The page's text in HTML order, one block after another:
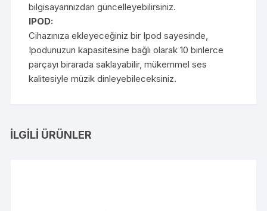
bilgisayarınızdan güncelleyebilirsiniz.
IPOD:
Cihazınıza ekleyeceğiniz bir Ipod sayesinde,
Ipodunuzun kapasitesine bağlı olarak 10 binlerce
parçayı birarada saklayabilir, mükemmel ses
kalitesiyle müzik dinleyebileceksiniz.
İLGILI ÜRÜNLER